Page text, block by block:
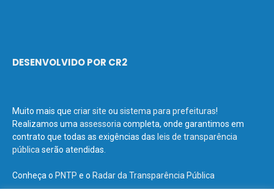
DESENVOLVIDO POR CR2
Muito mais que criar site ou sistema para prefeituras!
Realizamos uma assessoria completa, onde garantimos em
contrato que todas as exigências das leis de transparência
pública serão atendidas.
Conheça o PNTP e o Radar da Transparência Pública